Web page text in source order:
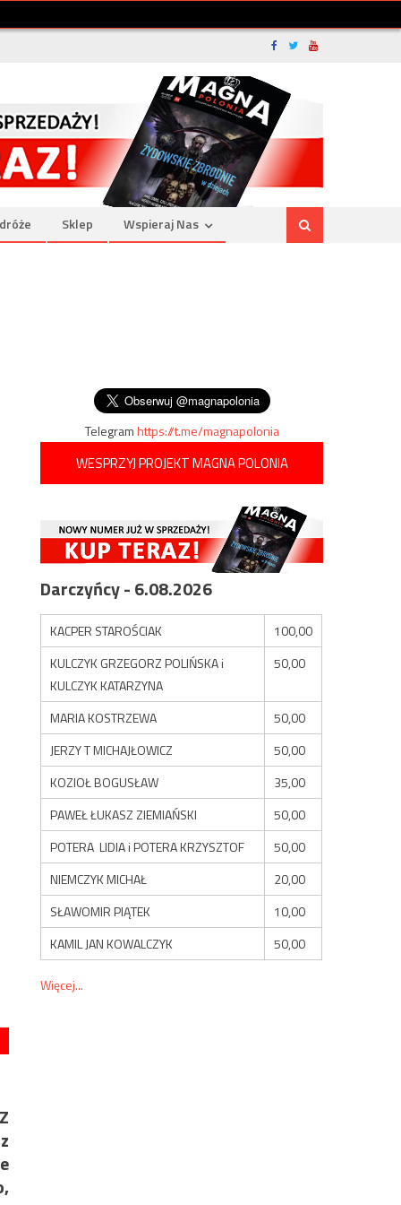
Sklep Wspieraj Nas
Telegramhttps://t.me/magnapolonia
WESPRZYJ PROJEKT MAGNA POLONIA
Darczyńcy - 6.08.2026
KACPER STAROŚCIAK
100,00
KULCZYK GRZEGORZ POLIŃSKA i
KULCZYK KATARZYNA
50,00
MARIA KOSTRZEWA
50,00
JERZY T MICHAJŁOWICZ
50,00
KOZIOŁ BOGUSŁAW
35,00
PAWEŁ ŁUKASZ ZIEMIAŃSKI
50,00
POTERA LIDIA i POTERA KRZYSZTOF
50,00
NIEMCZYK MICHAŁ
20,00
SŁAWOMIR PIĄTEK
10,00
KAMIL JAN KOWALCZYK
50,00
Więcej...